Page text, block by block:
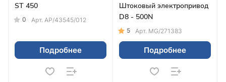
ST 450
0 Арт. AP/43545/012
Подробнее
Штоковый электропривод
D8 - 500N
5 Арт. MG/271383
Подробнее